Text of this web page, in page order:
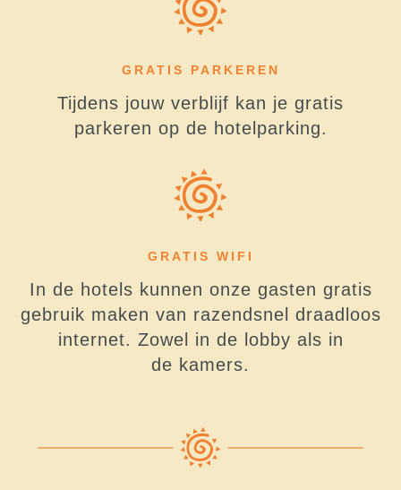
GRATIS PARKEREN
Tijdens jouw verblijf kan je gratis
parkeren op de hotelparking.
GRATIS WIFI
In de hotels kunnen onze gasten gratis
gebruik maken van razendsnel draadloos
internet. Zowel in de lobby als in
de kamers.